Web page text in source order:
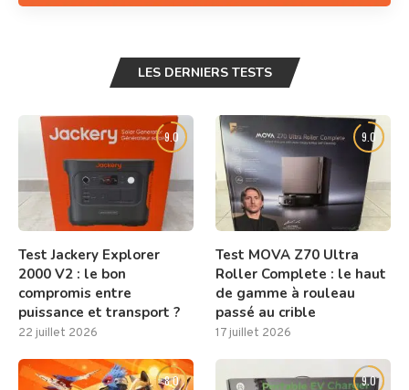
LES DERNIERS TESTS
9.0
Test Jackery Explorer
2000 V2 : le bon
compromis entre
puissance et transport ?
22 juillet 2026
9.0
Test MOVA Z70 Ultra
Roller Complete : le haut
de gamme à rouleau
passé au crible
17 juillet 2026
8.0 9.0